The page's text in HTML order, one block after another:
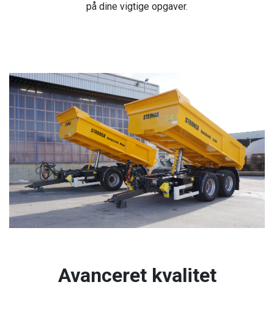
på dine vigtige opgaver.
Avanceret kvalitet